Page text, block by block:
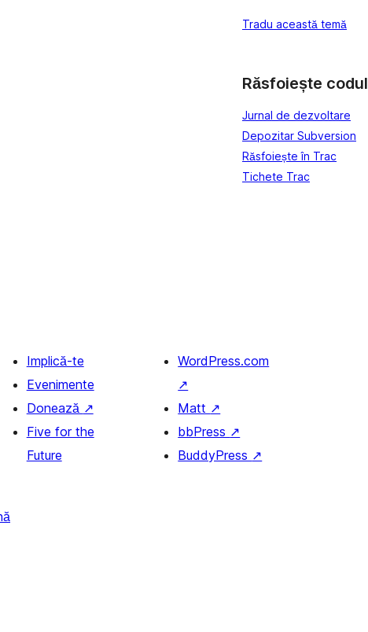
Tradu această temă
Răsfoiește codul
Jurnal de dezvoltare
Depozitar Subversion
Răsfoiește în Trac
Tichete Trac
Implică-te
Evenimente
Donează ↗
Five for the
Future
WordPress.com
↗
Matt ↗
bbPress ↗
BuddyPress ↗